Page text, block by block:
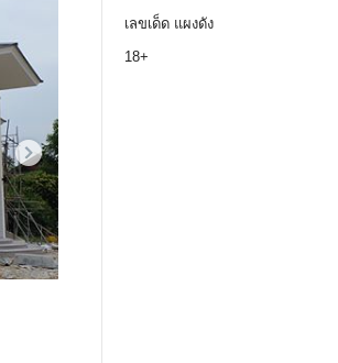
เลขเด็ด แผงดัง
18+